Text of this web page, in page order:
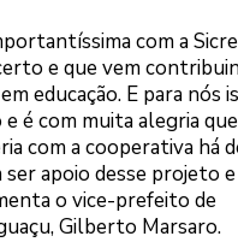
com a
e que vem
educação. E para nós
é com muita alegria
com a cooperativa há
ser apoio desse projeto
o vice-prefeito de
Gilberto Marsaro.